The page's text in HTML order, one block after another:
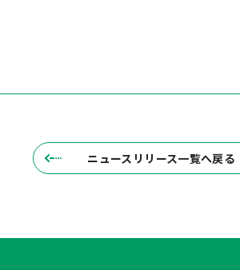
ニュースリリース一覧へ戻る